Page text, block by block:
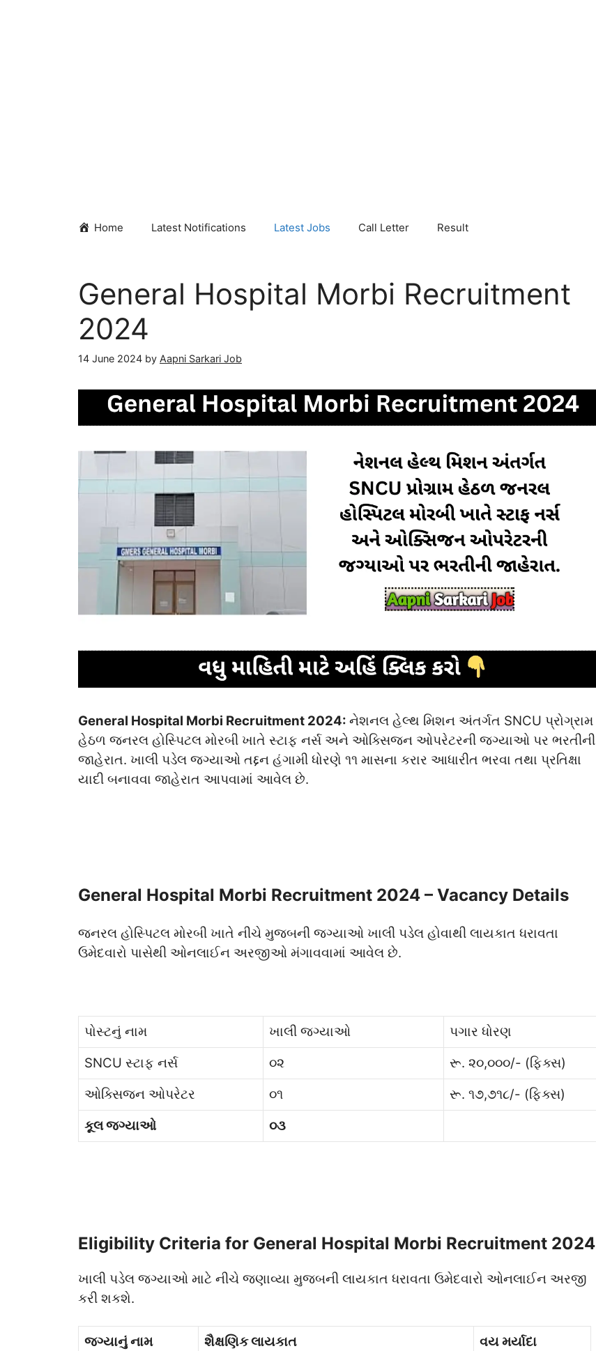
Home Latest Notifications Latest Jobs Call Letter Result
General Hospital Morbi Recruitment
2024
14 June 2024 by Aapni Sarkari Job
General Hospital Morbi Recruitment 2024: નેશનલ હેલ્થ મિશન અંતર્ગત SNCU પ્રોગ્રામ
હેઠળ જનરલ હોસ્પિટલ મોરબી ખાતે સ્ટાફ નર્સ અને ઓક્સિજન ઓપરેટરની જગ્યાઓ પર ભરતીની
જાહેરાત. ખાલી પડેલ જગ્યાઓ તદ્દન હંગામી ધોરણે ૧૧ માસના કરાર આધારીત ભરવા તથા પ્રતિક્ષા
યાદી બનાવવા જાહેરાત આપવામાં આવેલ છે.
General Hospital Morbi Recruitment 2024 – Vacancy Details
જનરલ હોસ્પિટલ મોરબી ખાતે નીચે મુજબની જગ્યાઓ ખાલી પડેલ હોવાથી લાયકાત ધરાવતા
ઉમેદવારો પાસેથી ઓનલાઈન અરજીઓ મંગાવવામાં આવેલ છે.
પોસ્ટનું નામ ખાલી જગ્યાઓ
પગાર ધોરણ
SNCU સ્ટાફ નર્સ
૦૨
રૂ. ૨૦,૦૦૦/- (ફિક્સ)
ઓક્સિજન ઓપરેટર
૦૧
રૂ. ૧૭,૭૧૮/- (ફિક્સ)
કૂલ જગ્યાઓ
૦૩
Eligibility Criteria for General Hospital Morbi Recruitment 2024
ખાલી પડેલ જગ્યાઓ માટે નીચે જણાવ્યા મુજબની લાયકાત ધરાવતા ઉમેદવારો ઓનલાઈન અરજી
કરી શકશે.
જગ્યાનું નામ શૈક્ષણિક લાયકાત વય મર્યાદા